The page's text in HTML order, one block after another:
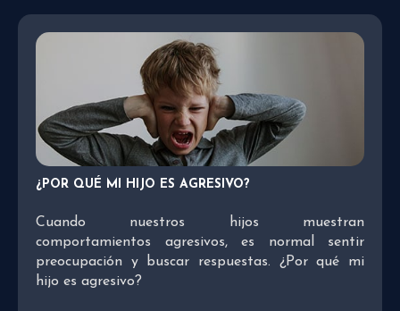
¿POR QUÉ MI HIJO ES AGRESIVO?
Cuando nuestros hijos muestran
comportamientos agresivos, es normal sentir
preocupación y buscar respuestas. ¿Por qué mi
hijo es agresivo?